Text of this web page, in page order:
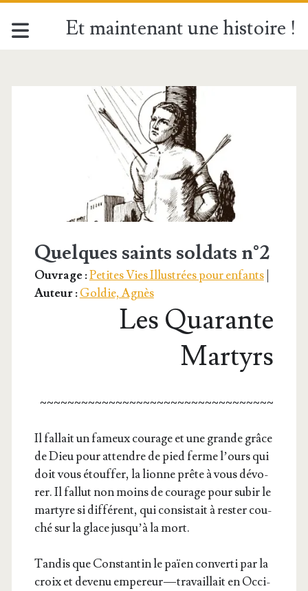
Et maintenant une histoire !
Étiquette :
<span>Les
Quarantes
Martyrs</span>
Quelques saints soldats n°2
Ouvrage :Petites Vies Illustrées pour enfants|
Auteur :Goldie, Agnès
Les Quarante
Martyrs
~~~~~~~~~~~~~~~~~~~~~~~~~~~~~~~~~~
Il fal­lait un fameux cou­rage et une grande grâce
de Dieu pour attendre de pied ferme l’ours qui
doit vous étouf­fer, la lionne prête à vous dévo­
rer. Il fal­lut non moins de cou­rage pour subir le
mar­tyre si dif­fé­rent, qui consis­tait à res­ter cou­
ché sur la glace jus­qu’à la mort.
Tan­dis que Constan­tin le païen conver­ti par la
croix et deve­nu empe­reur — tra­vaillait en Occi­